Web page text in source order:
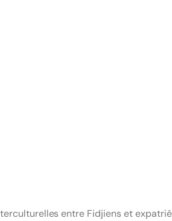
entre Fidjiens et